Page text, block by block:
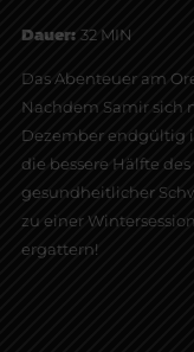
Dauer: 32 MIN
Das Abenteuer am
Nachdem Samir sich
Dezember endgültig
die bessere Hälfte
gesundheitlicher
zu einer
ergattern!